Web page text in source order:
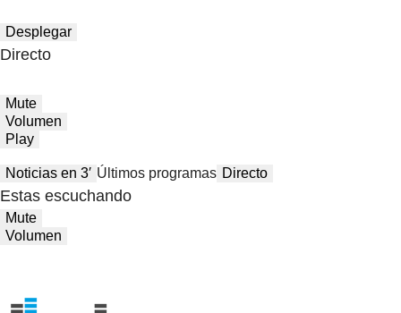
Desplegar
Directo
Mute
Volumen
Play
Noticias en 3′ Últimos programas Directo
Estas escuchando
Mute
Volumen